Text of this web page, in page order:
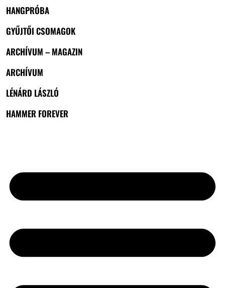
HANGPRÓBA
GYŰJTŐI CSOMAGOK
ARCHÍVUM – MAGAZIN
ARCHÍVUM
LÉNÁRD LÁSZLÓ
HAMMER FOREVER